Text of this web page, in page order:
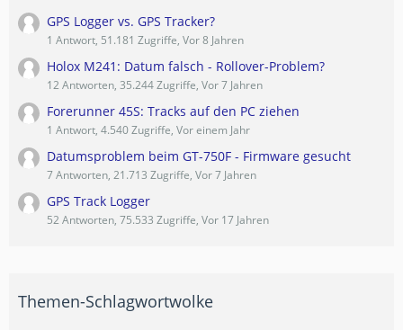
GPS Logger vs. GPS Tracker?
1 Antwort, 51.181 Zugriffe, Vor 8 Jahren
Holox M241: Datum falsch - Rollover-Problem?
12 Antworten, 35.244 Zugriffe, Vor 7 Jahren
Forerunner 45S: Tracks auf den PC ziehen
1 Antwort, 4.540 Zugriffe, Vor einem Jahr
Datumsproblem beim GT-750F - Firmware gesucht
7 Antworten, 21.713 Zugriffe, Vor 7 Jahren
GPS Track Logger
52 Antworten, 75.533 Zugriffe, Vor 17 Jahren
Themen-Schlagwortwolke